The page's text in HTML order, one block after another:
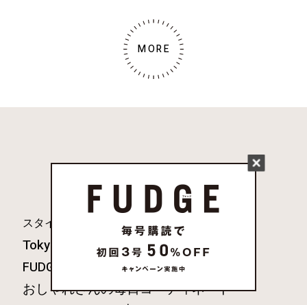
MORE
スタイル デニム Vintage
Tokyo スニーカー
FUDGE.jp12星座×血液型占い
おしゃれさんの毎日コーディネート